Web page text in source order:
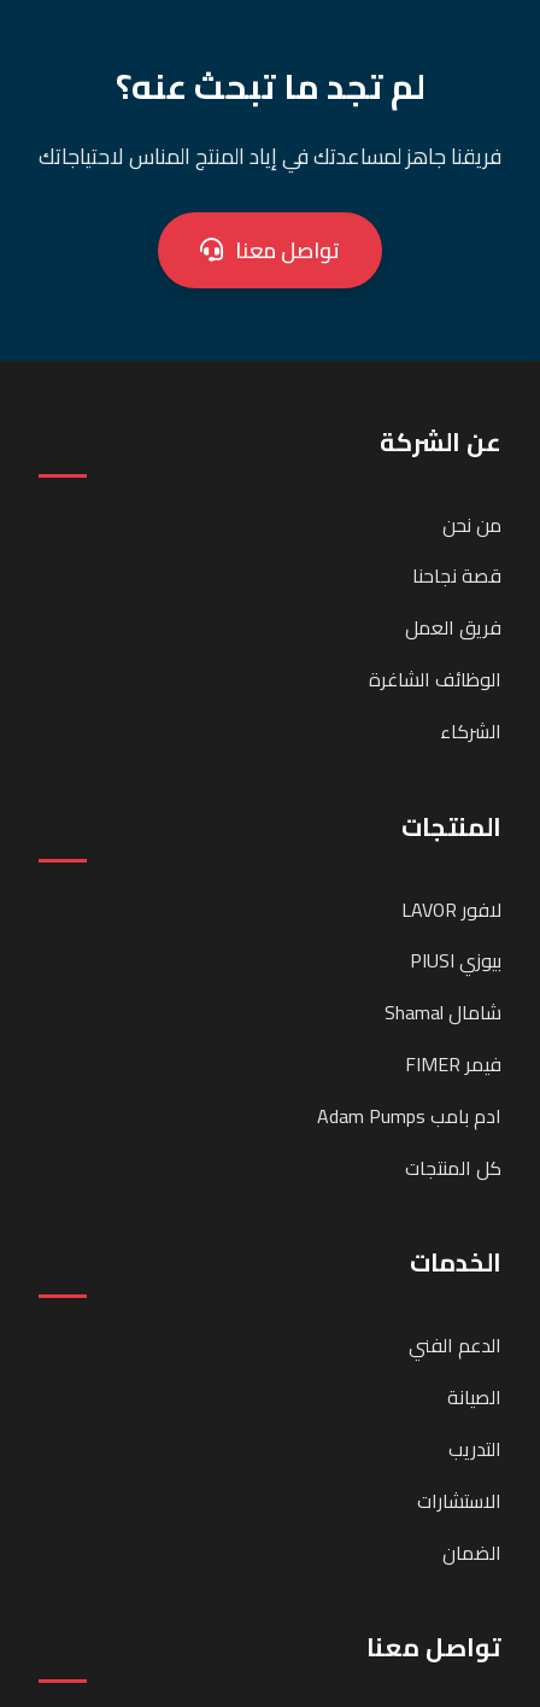
لم تجد ما تبحث عنه؟
فريقنا جاهز لمساعدتك في إياد المنتج المناس لاحتياجاتك
تواصل معنا
عن الشركة
من نحن
قصة نجاحنا
فريق العمل
الوظائف الشاغرة
الشركاء
المنتجات
لافور LAVOR
بيوزي PIUSI
شامال Shamal
فيمر FIMER
ادم بامب Adam Pumps
كل المنتجات
الخدمات
الدعم الفني
الصيانة
التدريب
الاستشارات
الضمان
تواصل معنا